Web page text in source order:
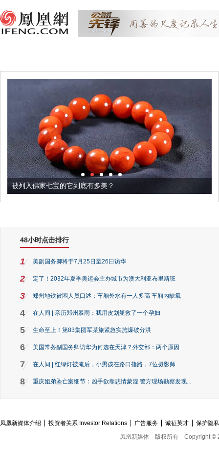
被列入佛家七宝的它到底有多美？
48小时点击排行
1 美副国务卿将于7月25日至26日访华
2 定了！2032年夏季奥运会主办城市为澳大利亚布里斯班
3 郑州地铁被困人员口述：车厢外水有一人多高 车厢内缺氧
4 在人间 | 亲历郑州暴雨：我用皮划艇救了一个孕妇
5 生命至上！第83集团军某旅紧急实施爆破分洪
6 美国常务副国务卿访华为何选在天津？外交部：两个原因
7 在人间 | 红绿灯被淹后，小男孩在路口指路，7位摄影师...
8 重庆姐弟坠亡案细节：凶手欲靠悲情蒙混 警方现场勘察发现...
凤凰新媒体介绍 投资者关系 Investor Relations 广告服务 诚征英才
保护隐
凤凰新媒体
版权所有 Copyright ©